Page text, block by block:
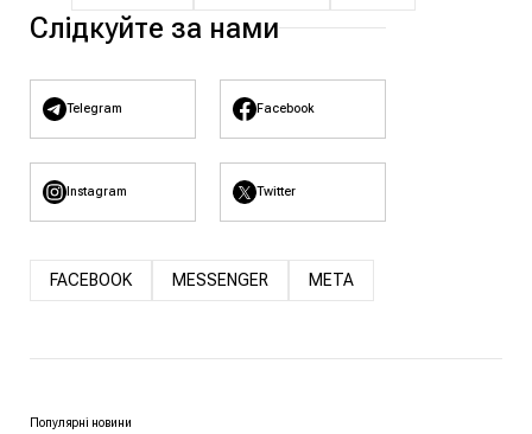
Слідкуйте за нами
Telegram Facebook
Instagram Twitter
FACEBOOK MESSENGER META
Популярні новини